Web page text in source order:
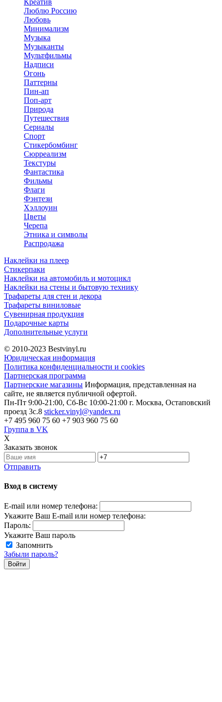
Люблю Россию
Любовь
Минимализм
Музыка
Музыканты
Мультфильмы
Надписи
Огонь
Паттерны
Пин-ап
Поп-арт
Природа
Путешествия
Сериалы
Спорт
Стикербомбинг
Сюрреализм
Текстуры
Фантастика
Фильмы
Флаги
Фэнтези
Хэллоуин
Цветы
Черепа
Этника и символы
Распродажа
Наклейки на плеер
Стикерпаки
Наклейки на автомобиль и мотоцикл
Наклейки на стены и бытовую технику
Трафареты для стен и декора
Трафареты виниловые
Сувенирная продукция
Подарочные карты
Дополнительные услуги
© 2010-2023 Bestvinyl.ru
Юридическая информация
Политика конфиденциальности и cookies
Партнерская программа
Партнерские магазины Информация, представленная на
сайте, не является публичной офертой.
Пн-Пт 9:00-21:00, Сб-Вс 10:00-21:00 г. Москва, Остаповский
проезд 3с.8 sticker.vinyl@yandex.ru
+7 495 960 75 60 +7 903 960 75 60
Группа в VK
X
Заказать звонок
Отправить
Вход в систему
E-mail или номер телефона:
Укажите Ваш E-mail или номер телефона:
Пароль:
Укажите Ваш пароль
Запомнить
Забыли пароль?